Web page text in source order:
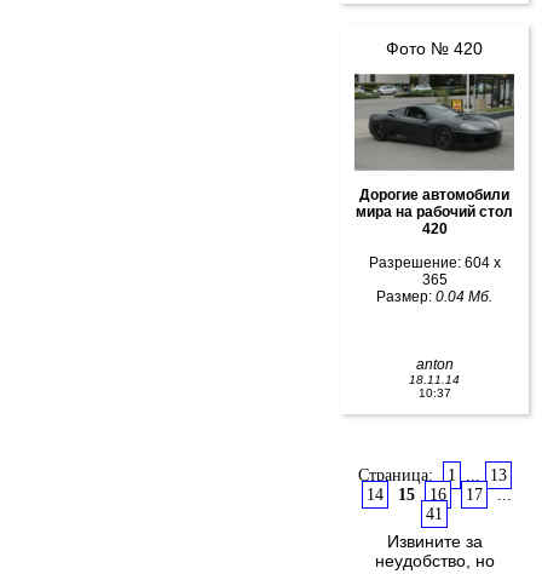
Фото № 420
Дорогие автомобили
мира на рабочий стол
420
Разрешение: 604 x
365
Размер: 0.04 Мб.
anton
18.11.14
10:37
Страница: 1 ...
13
14
15 16 17 ...
41
Извините за
неудобство, но